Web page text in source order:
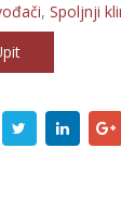
, Spoljnji